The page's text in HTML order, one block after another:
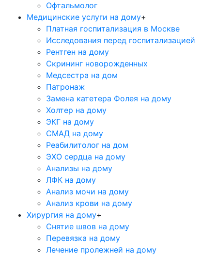
Офтальмолог
Медицинские услуги на дому+
Платная госпитализация в Москве
Исследования перед госпитализацией
Рентген на дому
Скрининг новорожденных
Медсестра на дом
Патронаж
Замена катетера Фолея на дому
Холтер на дому
ЭКГ на дому
СМАД на дому
Реабилитолог на дом
ЭХО сердца на дому
Анализы на дому
ЛФК на дому
Анализ мочи на дому
Анализ крови на дому
Хирургия на дому+
Снятие швов на дому
Перевязка на дому
Лечение пролежней на дому